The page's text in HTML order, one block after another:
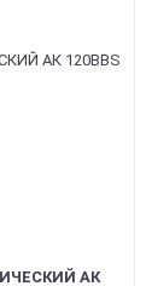
АК